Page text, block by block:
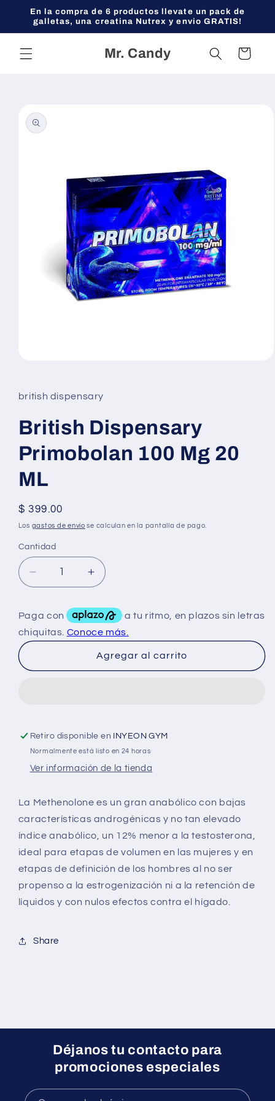
directamente
al contenido
En la compra de 6 productos llevate un pack de
galletas, una creatina Nutrex y envio GRATIS!
Mr. Candy Carrito
información
1
en
ventana
modal
british dispensary
British Dispensary
Primobolan 100 Mg 20
ML
Precio
habitual
$ 399.00
Los gastos de envío se calculan en la pantalla de pago.
Cantidad
Reducir
cantidad
British
Dispensary
Primobolan
Mg
Aumentar
cantidad
para
British
Dispensary
Primobolan
100
Mg
Agregar al carrito
Retiro disponible en INYEON GYM
Normalmente está listo en 24 horas
Ver información de la tienda
La Methenolone es un gran anabólico con bajas
características androgénicas y no tan elevado
índice anabólico, un 12% menor a la testosterona,
ideal para etapas de volumen en las mujeres y en
etapas de definición de los hombres al no ser
propenso a la estrogenización ni a la retención de
líquidos y con nulos efectos contra el hígado.
Share
Déjanos tu contacto para
promociones especiales